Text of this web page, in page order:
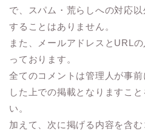
で、スパム・荒らしへの対応
することはありません。
また、メールアドレスとURL
っております。
全てのコメントは管理人が事
した上での掲載となりますこ
い。
加えて、次に掲げる内容を含